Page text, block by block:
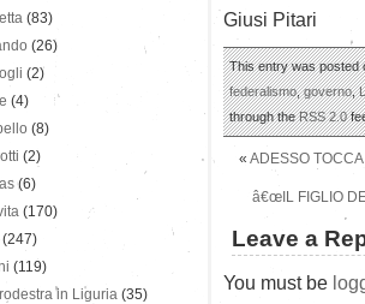
Giusi Pitari
This entry was posted
federalismo,governo,
through theRSS 2.0
« ADESSO TOCCA
â€œIL FIGLIO
Leave a
You must be
(83)
(26)
(2)
(4)
(8)
(2)
(6)
(170)
(247)
(119)
in Liguria (35)